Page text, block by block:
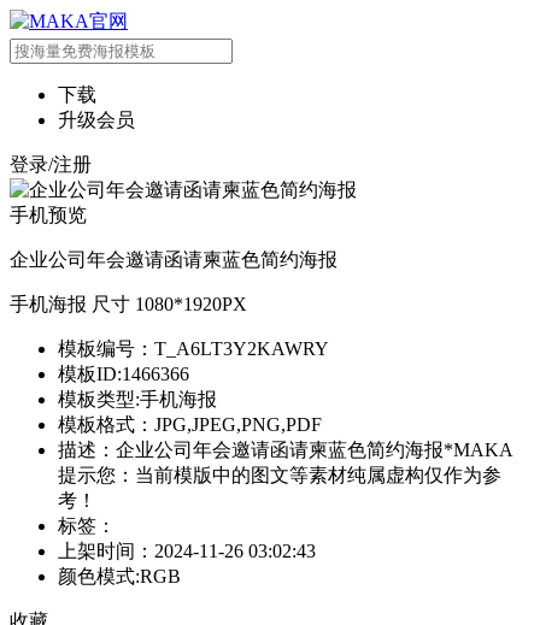
下载
升级会员
登录/注册
手机预览
企业公司年会邀请函请柬蓝色简约海报
手机海报 尺寸 1080*1920PX
模板编号：T_A6LT3Y2KAWRY
模板ID:1466366
模板类型:手机海报
模板格式：JPG,JPEG,PNG,PDF
描述：企业公司年会邀请函请柬蓝色简约海报*MAKA
提示您：当前模版中的图文等素材纯属虚构仅作为参
考！
标签：
上架时间：2024-11-26 03:02:43
颜色模式:RGB
收藏